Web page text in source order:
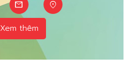
mail location_on
Xem thêm